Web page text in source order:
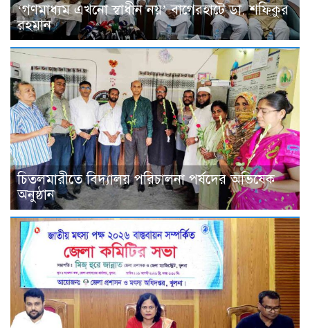
‘গণমাধ্যম এখনো স্বাধীন নয়’ বাগেরহাটে ডা. শফিকুর
রহমান
চিতলমারীতে বিদ্যালয় পরিচালনা পর্ষদের অভিষেক
অনুষ্ঠান